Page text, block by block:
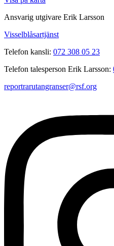
Ansvarig utgivare Erik Larsson
Visselblåsartjänst
Telefon kansli: 072 308 05 23
Telefon talesperson Erik Larsson:
reportrarutangranser@rsf.org